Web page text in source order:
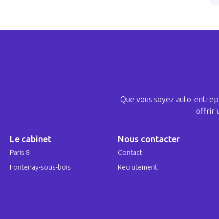
Que vous soyez auto-
offrir
Le cabinet
Paris 8
Fontenay-sous-bois
Nous contacter
Contact
Recrutement